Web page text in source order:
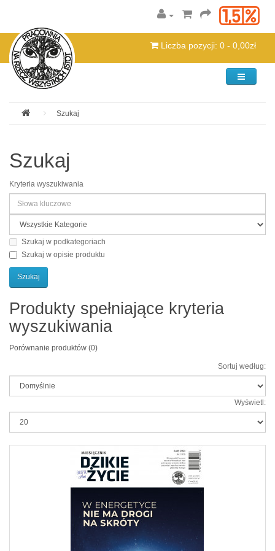
Liczba pozycji: 0 - 0,00zł
Kategorie
Szukaj
Szukaj
Kryteria wyszukiwania
Szukaj w podkategoriach
Szukaj w opisie produktu
Produkty spełniające kryteria
wyszukiwania
Porównanie produktów (0)
Sortuj według:
Wyświetl: